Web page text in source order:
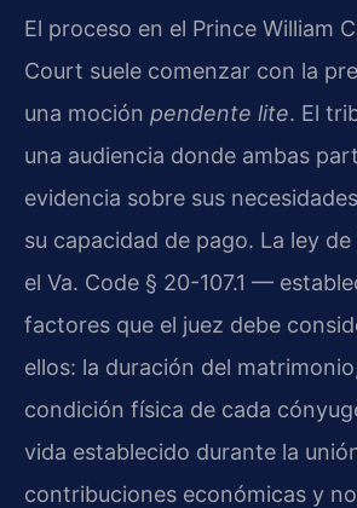
El proceso en el Prince William
Court suele comenzar con la
una moción pendente lite. El
una audiencia donde ambas
evidencia sobre sus
su capacidad de pago. La ley
el Va. Code § 20-107.1 —
factores que el juez debe
ellos: la duración del
condición física de cada
vida establecido durante la
contribuciones económicas y